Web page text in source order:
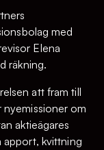
med
Elena
räkning.
att fram till
nyemissioner om
aktieägares
apport, kvittning